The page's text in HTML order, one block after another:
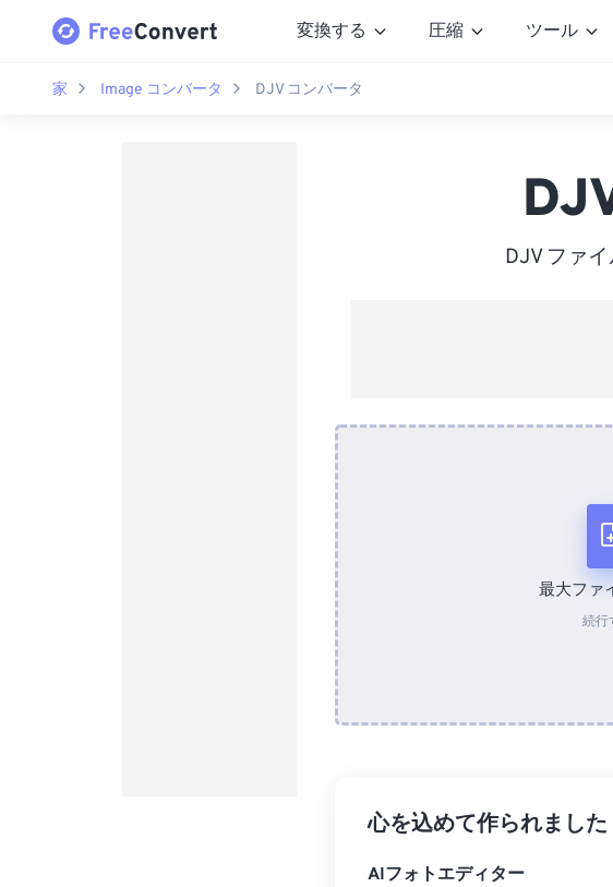
変換する 圧縮 ツール
家 Image コンバータ DJV コンバータ
DJV ファ
最大ファ
続行
心を込めて作られました
AIフォトエディター